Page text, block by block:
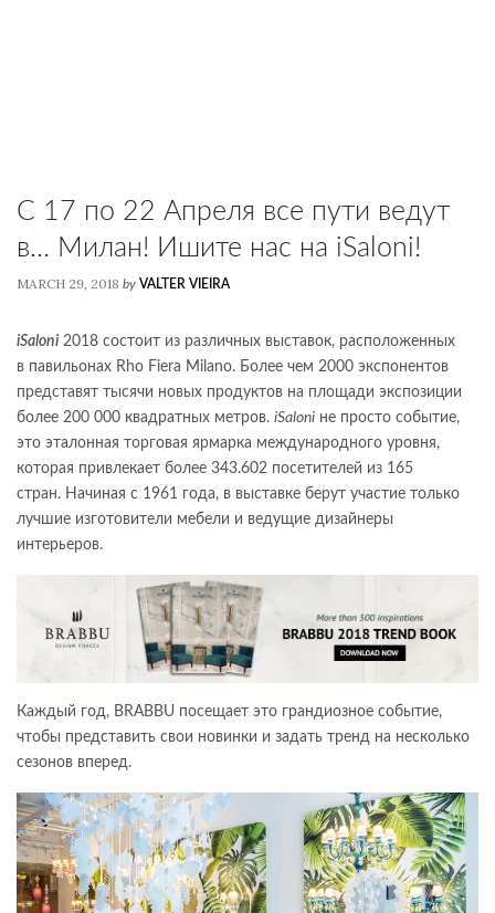
C 17 по 22 Апреля все пути ведут
в… Милан! Ишите нас на iSaloni!
MARCH 29, 2018 by VALTER VIEIRA
iSaloni 2018 состоит из различных выставок, расположенных
в павильонах Rho Fiera Milano. Более чем 2000 экспонентов
представят тысячи новых продуктов на площади экспозиции
более 200 000 квадратных метров. iSaloni не просто событие,
это эталонная торговая ярмарка международного уровня,
которая привлекает более 343.602 посетителей из 165
стран. Начиная с 1961 года, в выставке берут участие только
лучшие изготовители мебели и ведущие дизайнеры
интерьеров.
Каждый год, BRABBU посещает это грандиозное событие,
чтобы представить свои новинки и задать тренд на несколько
сезонов вперед.